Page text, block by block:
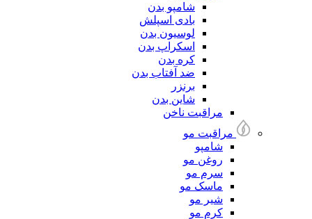
شامپو بدن
بادی اسپلش
لوسیون بدن
اسکراپ بدن
کره بدن
ضد آفتاب بدن
برنزر
شاین بدن
مراقبت ناخن
مراقبت مو
شامپو
روغن مو
سرم مو
ماسک مو
شیر مو
کرم مو